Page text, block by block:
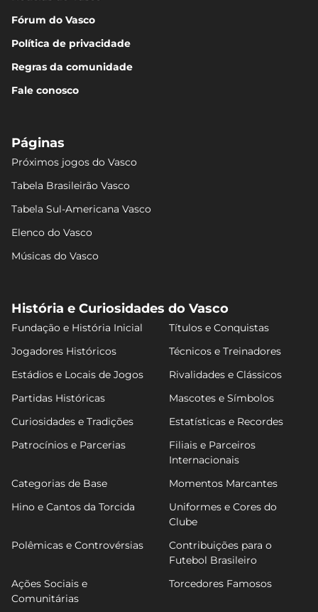
Fórum do Vasco
Política de privacidade
Regras da comunidade
Fale conosco
Páginas
Próximos jogos do Vasco
Tabela Brasileirão Vasco
Tabela Sul-Americana Vasco
Elenco do Vasco
Músicas do Vasco
História e Curiosidades do Vasco
Fundação e História Inicial
Títulos e Conquistas
Jogadores Históricos
Técnicos e Treinadores
Estádios e Locais de Jogos
Rivalidades e Clássicos
Partidas Históricas
Mascotes e Símbolos
Curiosidades e Tradições
Estatísticas e Recordes
Patrocínios e Parcerias
Filiais e Parceiros
Internacionais
Categorias de Base
Momentos Marcantes
Hino e Cantos da Torcida
Uniformes e Cores do
Clube
Polêmicas e Controvérsias
Contribuições para o
Futebol Brasileiro
Ações Sociais e
Comunitárias
Torcedores Famosos